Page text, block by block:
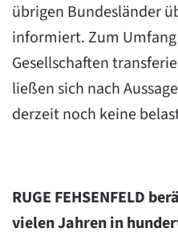
übrigen Bundesländer
informiert. Zum
Gesellschaften
ließen sich nach
derzeit noch keine
RUGE FEHSENFELD
vielen Jahren in